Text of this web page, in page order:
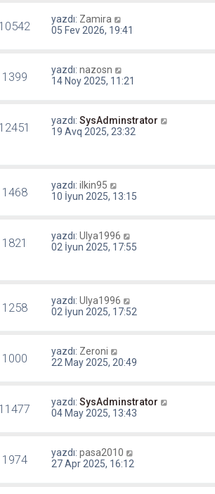
10542 yazdı: Zamira
05 Fev 2026, 19:41
1399 yazdı:nazosn
14 Noy 2025, 11:21
12451 yazdı:SysAdminstrator
19 Avq 2025, 23:32
1468 yazdı:ilkin95
10 İyun 2025, 13:15
1821 yazdı:Ulya1996
02 İyun 2025, 17:55
1258 yazdı:Ulya1996
02 İyun 2025, 17:52
1000 yazdı: Zeroni
22 May 2025, 20:49
11477 yazdı:SysAdminstrator
04 May 2025, 13:43
1974 yazdı:pasa2010
27 Apr 2025, 16:12